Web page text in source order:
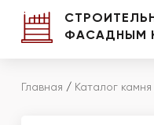
ФАСАДНЫМ
Главная / Каталог камня